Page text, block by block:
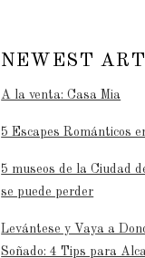
NEWEST
A la venta: Casa Mia
5 Escapes Románticos
5 museos de la Ciudad
se puede perder
Levántese y Vaya a
Soñado: 4 Tips para